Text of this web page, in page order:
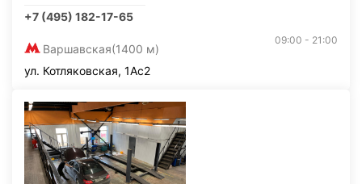
+7 (495) 182-17-65
Варшавская(1400 м)
09:00 - 21:00
ул. Котляковская, 1Ас2